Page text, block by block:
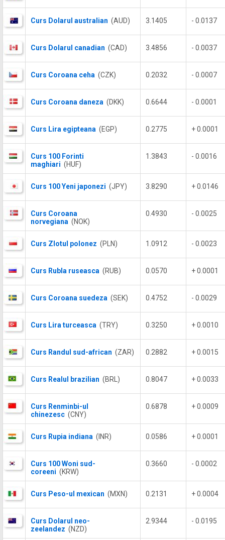
Curs Dolarul australian (AUD) 3.1405 - 0.0137
Curs Dolarul canadian (CAD) 3.4856 - 0.0037
Curs Coroana ceha (CZK) 0.2032 - 0.0007
Curs Coroana daneza (DKK) 0.6644 - 0.0001
Curs Lira egipteana (EGP) 0.2775 + 0.0001
Curs 100 Forinti
maghiari (HUF)
1.3843 - 0.0016
Curs 100 Yeni japonezi (JPY) 3.8290 + 0.0146
Curs Coroana
norvegiana (NOK)
0.4930 - 0.0025
Curs Zlotul polonez (PLN) 1.0912 - 0.0023
Curs Rubla ruseasca (RUB) 0.0570 + 0.0001
Curs Coroana suedeza (SEK) 0.4752 - 0.0029
Curs Lira turceasca (TRY) 0.3250 + 0.0010
Curs Randul sud-african (ZAR) 0.2882 + 0.0015
Curs Realul brazilian (BRL) 0.8047 + 0.0033
Curs Renminbi-ul
chinezesc (CNY)
0.6878 + 0.0009
Curs Rupia indiana (INR) 0.0586 + 0.0001
Curs 100 Woni sud-
coreeni (KRW)
0.3660 - 0.0002
Curs Peso-ul mexican (MXN) 0.2131 + 0.0004
Curs Dolarul neo-
zeelandez (NZD)
2.9344 - 0.0195